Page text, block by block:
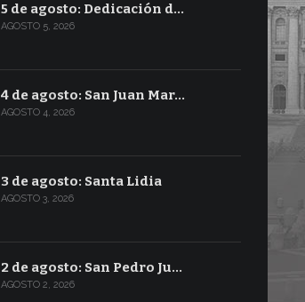
5 de agosto: Dedicación d…
AGOSTO 5, 2026
4 de agosto: San Juan Mar…
AGOSTO 4, 2026
3 de agosto: Santa Lidia
AGOSTO 3, 2026
2 de agosto: San Pedro Ju…
AGOSTO 2, 2026